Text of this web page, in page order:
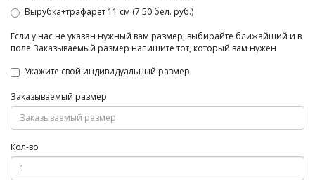
Вырубка+трафарет 11 см (7.50 бел. руб.)
Если у нас не указан нужный вам размер, выбирайте ближайший и в
поле Заказываемый размер напишите тот, который вам нужен
Укажите свой индивидуальный размер
Заказываемый размер
Кол-во